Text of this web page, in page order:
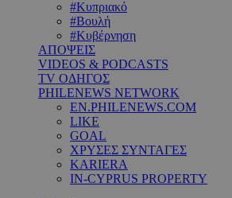
#Κυπριακό
#Βουλή
#Κυβέρνηση
ΑΠΟΨΕΙΣ
VIDEOS & PODCASTS
TV ΟΔΗΓΟΣ
PHILENEWS NETWORK
EN.PHILENEWS.COM
LIKE
GOAL
ΧΡΥΣΕΣ ΣΥΝΤΑΓΕΣ
KARIERA
IN-CYPRUS PROPERTY